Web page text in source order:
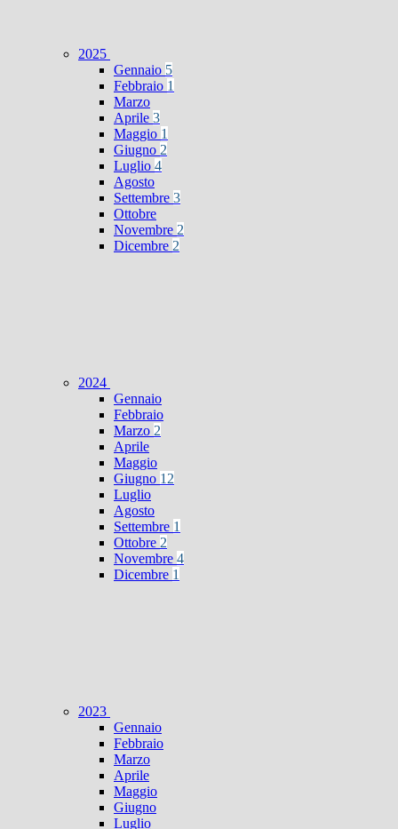
2025
Gennaio 5
Febbraio 1
Marzo
Aprile 3
Maggio 1
Giugno 2
Luglio 4
Agosto
Settembre 3
Ottobre
Novembre 2
Dicembre 2
2024
Gennaio
Febbraio
Marzo 2
Aprile
Maggio
Giugno 12
Luglio
Agosto
Settembre 1
Ottobre 2
Novembre 4
Dicembre 1
2023
Gennaio
Febbraio
Marzo
Aprile
Maggio
Giugno
Luglio